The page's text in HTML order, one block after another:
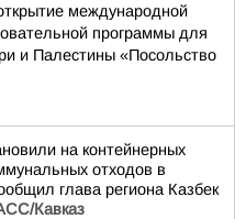
международной
программы для
и Палестины «Посольство
на контейнерных
отходов в
глава региона Казбек
Кавказ